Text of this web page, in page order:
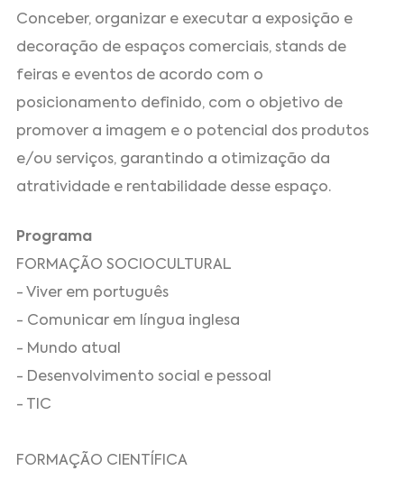
Conceber, organizar e executar a exposição e
decoração de espaços comerciais, stands de
feiras e eventos de acordo com o
posicionamento definido, com o objetivo de
promover a imagem e o potencial dos produtos
e/ou serviços, garantindo a otimização da
atratividade e rentabilidade desse espaço.
Programa
FORMAÇÃO SOCIOCULTURAL
- Viver em português
- Comunicar em língua inglesa
- Mundo atual
- Desenvolvimento social e pessoal
- TIC
FORMAÇÃO CIENTÍFICA